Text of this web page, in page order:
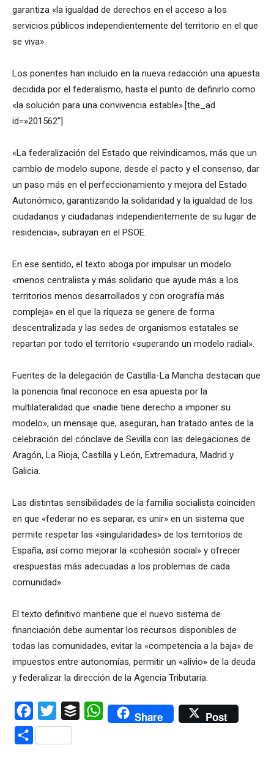
garantiza «la igualdad de derechos en el acceso a los
servicios públicos independientemente del territorio en el que
se viva».
Los ponentes han incluido en la nueva redacción una apuesta
decidida por el federalismo, hasta el punto de definirlo como
«la solución para una convivencia estable».[the_ad
id=»201562″]
«La federalización del Estado que reivindicamos, más que un
cambio de modelo supone, desde el pacto y el consenso, dar
un paso más en el perfeccionamiento y mejora del Estado
Autonómico, garantizando la solidaridad y la igualdad de los
ciudadanos y ciudadanas independientemente de su lugar de
residencia», subrayan en el PSOE.
En ese sentido, el texto aboga por impulsar un modelo
«menos centralista y más solidario que ayude más a los
territorios menos desarrollados y con orografía más
compleja» en el que la riqueza se genere de forma
descentralizada y las sedes de organismos estatales se
repartan por todo el territorio «superando un modelo radial».
Fuentes de la delegación de Castilla-La Mancha destacan que
la ponencia final reconoce en esa apuesta por la
multilateralidad que «nadie tiene derecho a imponer su
modelo», un mensaje que, aseguran, han tratado antes de la
celebración del cónclave de Sevilla con las delegaciones de
Aragón, La Rioja, Castilla y León, Extremadura, Madrid y
Galicia.
Las distintas sensibilidades de la familia socialista coinciden
en que «federar no es separar, es unir» en un sistema que
permite respetar las «singularidades» de los territorios de
España, así como mejorar la «cohesión social» y ofrecer
«respuestas más adecuadas a los problemas de cada
comunidad».
El texto definitivo mantiene que el nuevo sistema de
financiación debe aumentar los recursos disponibles de
todas las comunidades, evitar la «competencia a la baja» de
impuestos entre autonomías, permitir un «alivio» de la deuda
y federalizar la dirección de la Agencia Tributaria.
Facebook
Twitter Buffer WhatsAppShare Post
Compartir